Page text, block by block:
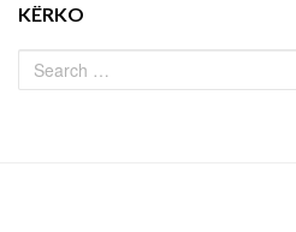
KËRKO